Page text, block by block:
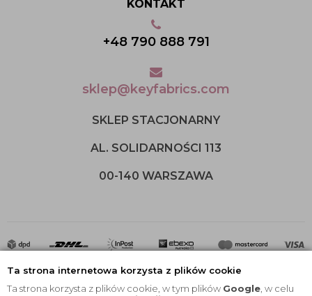
Ta strona internetowa korzysta z plików cookie
Ta strona korzysta z plików cookie, w tym plików Google , w celu
KONTAKT
+48 790 888 791
sklep@keyfabrics.com
SKLEP STACJONARNY
AL. SOLIDARNOŚCI 113
00-140 WARSZAWA